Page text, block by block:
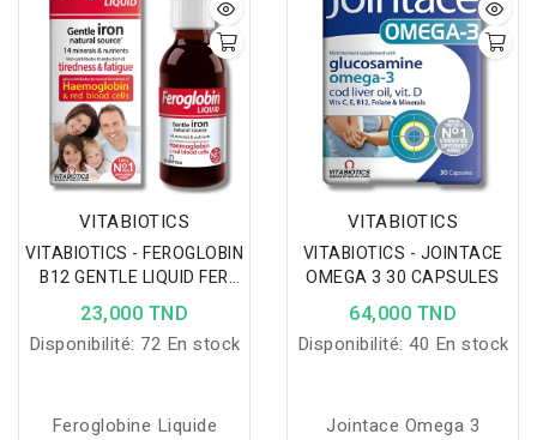
soutient la formation du
sang, l’énergie et la
vitalité à tout âge.
VITABIOTICS
VITABIOTICS - FEROGLOBIN
B12 GENTLE LIQUID FER
200ML
23,000 TND
Disponibilité: 72 En stock
Feroglobine Liquide
VITABIOTICS
VITABIOTICS - JOINTACE
OMEGA 3 30 CAPSULES
64,000 TND
Disponibilité: 40 En stock
Jointace Omega 3